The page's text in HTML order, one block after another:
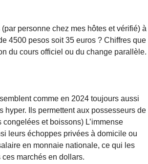
personne chez mes hôtes et vérifié) à
4500 pesos soit 35 euros ? Chiffres que
du cours officiel ou du change parallèle.
comme en 2024 toujours aussi
Ils permettent aux possesseurs de
et boissons) L’immense
leurs échoppes privées à domicile ou
en monnaie nationale, ce qui les
marchés en dollars.